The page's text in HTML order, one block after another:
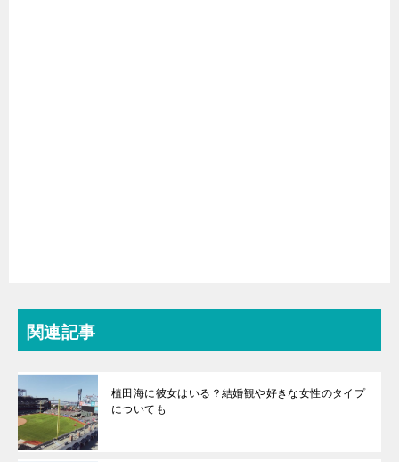
関連記事
植田海に彼女はいる？結婚観や好きな女性のタイプ
についても